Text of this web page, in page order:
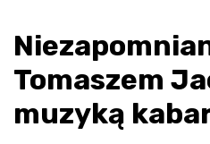
Tomaszem
muzyką